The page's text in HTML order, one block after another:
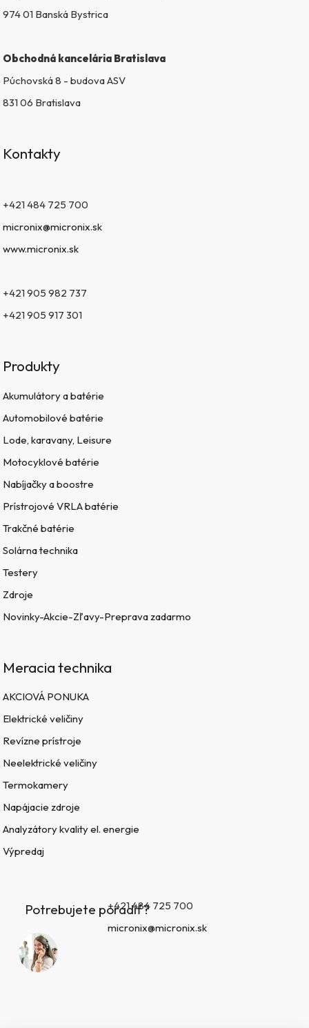
974 01 Banská Bystrica
Obchodná kancelária Bratislava
Púchovská 8 - budova ASV
831 06 Bratislava
Kontakty
+421 484 725 700
micronix@micronix.sk
www.micronix.sk
+421 905 982 737
+421 905 917 301
Produkty
Akumulátory a batérie
Automobilové batérie
Lode, karavany, Leisure
Motocyklové batérie
Nabíjačky a boostre
Prístrojové VRLA batérie
Trakčné batérie
Solárna technika
Testery
Zdroje
Novinky-Akcie-Zľavy-Preprava zadarmo
Meracia technika
AKCIOVÁ PONUKA
Elektrické veličiny
Revízne prístroje
Neelektrické veličiny
Termokamery
Napájacie zdroje
Analyzátory kvality el. energie
Výpredaj
Potrebujete poradiť?+421 484 725 700
micronix@micronix.sk